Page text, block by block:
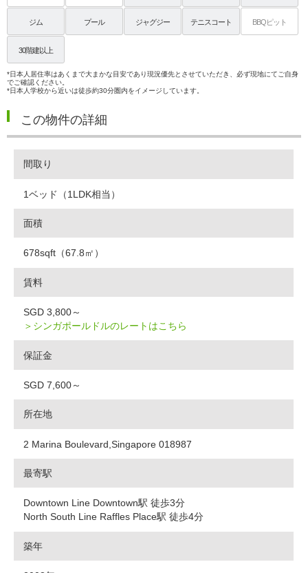
ジム プール ジャグジー テニスコート BBQピット
30階建以上
*日本人居住率はあくまで大まかな目安であり現況優先とさせていただき、必ず現地にてご自身
でご確認ください。
*日本人学校から近いは徒歩約30分圏内をイメージしています。
この物件の詳細
間取り
1ベッド（1LDK相当）
面積
678sqft（67.8㎡）
賃料
SGD 3,800～
＞シンガポールドルのレートはこちら
保証金
SGD 7,600～
所在地
2 Marina Boulevard,Singapore 018987
最寄駅
Downtown Line Downtown駅 徒歩3分
North South Line Raffles Place駅 徒歩4分
築年